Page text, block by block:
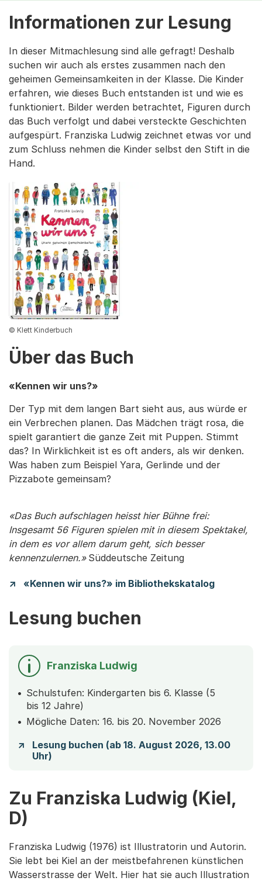
Informationen zur Lesung
In dieser Mitmachlesung sind alle gefragt! Deshalb
suchen wir auch als erstes zusammen nach den
geheimen Gemeinsamkeiten in der Klasse. Die Kinder
erfahren, wie dieses Buch entstanden ist und wie es
funktioniert. Bilder werden betrachtet, Figuren durch
das Buch verfolgt und dabei versteckte Geschichten
aufgespürt. Franziska Ludwig zeichnet etwas vor und
zum Schluss nehmen die Kinder selbst den Stift in die
Hand.
© Klett Kinderbuch
Über das Buch
«Kennen wir uns?»
Der Typ mit dem langen Bart sieht aus, aus würde er
ein Verbrechen planen. Das Mädchen trägt rosa, die
spielt garantiert die ganze Zeit mit Puppen. Stimmt
das? In Wirklichkeit ist es oft anders, als wir denken.
Was haben zum Beispiel Yara, Gerlinde und der
Pizzabote gemeinsam?
«Das Buch aufschlagen heisst hier Bühne frei:
Insgesamt 56 Figuren spielen mit in diesem Spektakel,
in dem es vor allem darum geht, sich besser
kennenzulernen.» Süddeutsche Zeitung
«Kennen wir uns?» im Bibliothekskatalog
Lesung buchen
Franziska Ludwig
Schulstufen: Kindergarten bis 6. Klasse (5
bis 12 Jahre)
Mögliche Daten: 16. bis 20. November 2026
Lesung buchen (ab 18. August 2026, 13.00
Uhr)
Zu Franziska Ludwig (Kiel,
D)
Franziska Ludwig (1976) ist Illustratorin und Autorin.
Sie lebt bei Kiel an der meistbefahrenen künstlichen
Wasserstrasse der Welt. Hier hat sie auch Illustration